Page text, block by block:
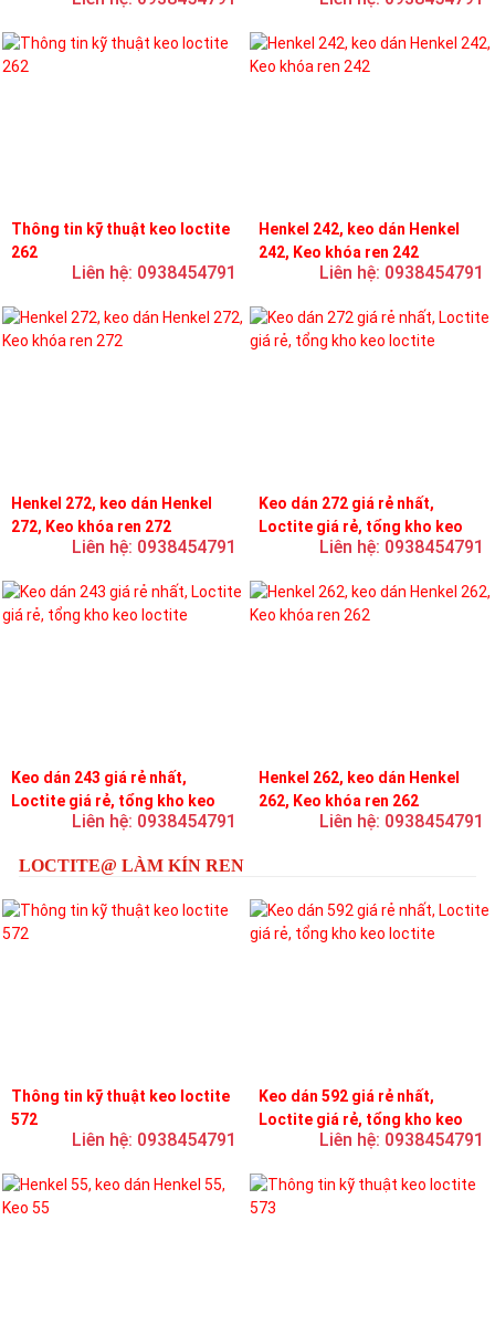
Thông tin kỹ thuật keo loctite
262
Liên hệ: 0938454791
Henkel 242, keo dán Henkel
242, Keo khóa ren 242
Liên hệ: 0938454791
Henkel 272, keo dán Henkel
272, Keo khóa ren 272
Liên hệ: 0938454791
Keo dán 272 giá rẻ nhất,
Loctite giá rẻ, tổng kho keo
Liên hệ: 0938454791
Keo dán 243 giá rẻ nhất,
Loctite giá rẻ, tổng kho keo
Liên hệ: 0938454791
Henkel 262, keo dán Henkel
262, Keo khóa ren 262
Liên hệ: 0938454791
LOCTITE@ LÀM KÍN REN
Thông tin kỹ thuật keo loctite
572
Liên hệ: 0938454791
Keo dán 592 giá rẻ nhất,
Loctite giá rẻ, tổng kho keo
Liên hệ: 0938454791